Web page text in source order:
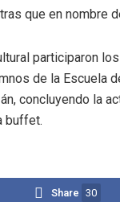
que en nombre
participaron
de la Escuela
concluyendo la
buffet.
Share 30